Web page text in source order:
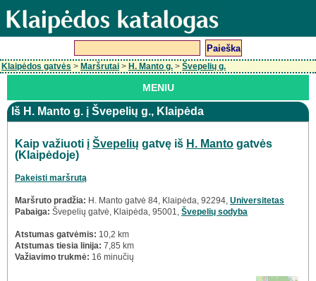
Klaipėdos gatvės > Maršrutai > H. Manto g. > Švepelių g.
MENIU
Iš H. Manto g. į Švepelių g., Klaipėda
Kaip važiuoti į Švepelių gatvę iš H. Manto gatvės
(Klaipėdoje)
Pakeisti maršrutą
Maršruto pradžia: H. Manto gatvė 84, Klaipėda, 92294, Universitetas
Pabaiga: Švepelių gatvė, Klaipėda, 95001, Švepelių sodyba
Atstumas gatvėmis: 10,2 km
Atstumas tiesia linija: 7,85 km
Važiavimo trukmė: 16 minučių